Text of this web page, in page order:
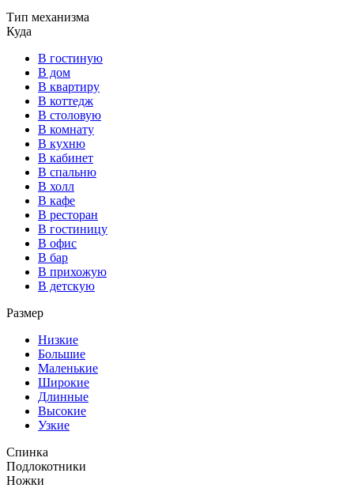
Тип механизма
Куда
В гостиную
В дом
В квартиру
В коттедж
В столовую
В комнату
В кухню
В кабинет
В спальню
В холл
В кафе
В ресторан
В гостиницу
В офис
В бар
В прихожую
В детскую
Размер
Низкие
Большие
Маленькие
Широкие
Длинные
Высокие
Узкие
Спинка
Подлокотники
Ножки